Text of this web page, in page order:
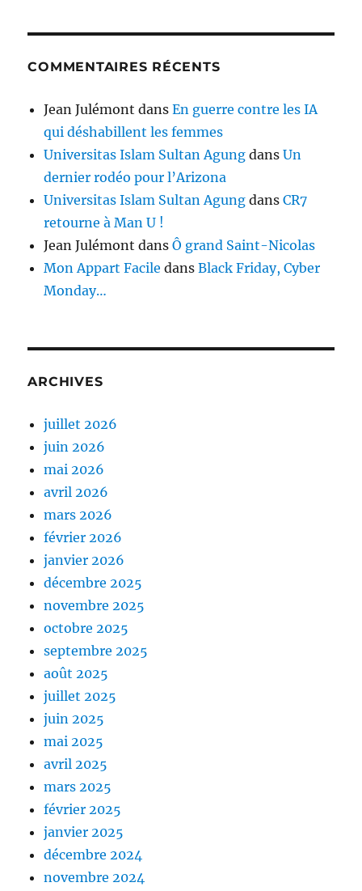
COMMENTAIRES RÉCENTS
Jean Julémont dansEn guerre contre les IA
qui déshabillent les femmes
Universitas Islam Sultan Agung dansUn
dernier rodéo pour l’Arizona
Universitas Islam Sultan Agung dansCR7
retourne à Man U !
Jean Julémont dansÔ grand Saint-Nicolas
Mon Appart Facile dansBlack Friday, Cyber
Monday…
ARCHIVES
juillet 2026
juin 2026
mai 2026
avril 2026
mars 2026
février 2026
janvier 2026
décembre 2025
novembre 2025
octobre 2025
septembre 2025
août 2025
juillet 2025
juin 2025
mai 2025
avril 2025
mars 2025
février 2025
janvier 2025
décembre 2024
novembre 2024